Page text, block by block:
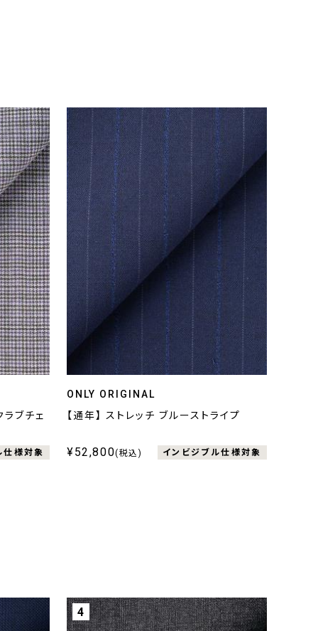
ラブチェ
仕様対象
ONLY ORIGINAL
【通年】 ストレッチ ブルーストライプ
¥52,800(税込) インビジブル仕様対象
4